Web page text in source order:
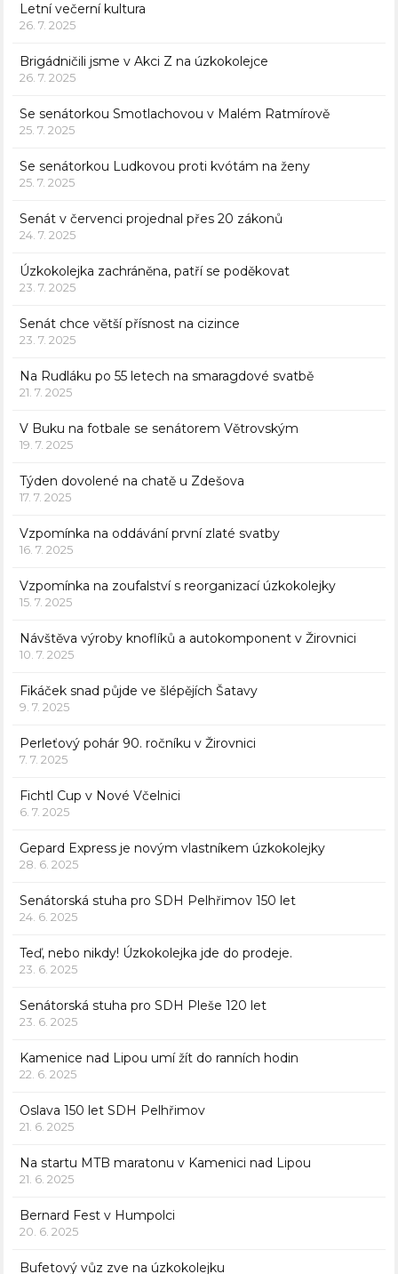
Letní večerní kultura
26. 7. 2025
Brigádničili jsme v Akci Z na úzkokolejce
26. 7. 2025
Se senátorkou Smotlachovou v Malém Ratmírově
25. 7. 2025
Se senátorkou Ludkovou proti kvótám na ženy
25. 7. 2025
Senát v červenci projednal přes 20 zákonů
24. 7. 2025
Úzkokolejka zachráněna, patří se poděkovat
23. 7. 2025
Senát chce větší přísnost na cizince
23. 7. 2025
Na Rudláku po 55 letech na smaragdové svatbě
21. 7. 2025
V Buku na fotbale se senátorem Větrovským
19. 7. 2025
Týden dovolené na chatě u Zdešova
17. 7. 2025
Vzpomínka na oddávání první zlaté svatby
16. 7. 2025
Vzpomínka na zoufalství s reorganizací úzkokolejky
15. 7. 2025
Návštěva výroby knoflíků a autokomponent v Žirovnici
10. 7. 2025
Fikáček snad půjde ve šlépějích Šatavy
9. 7. 2025
Perleťový pohár 90. ročníku v Žirovnici
7. 7. 2025
Fichtl Cup v Nové Včelnici
6. 7. 2025
Gepard Express je novým vlastníkem úzkokolejky
28. 6. 2025
Senátorská stuha pro SDH Pelhřimov 150 let
24. 6. 2025
Teď, nebo nikdy! Úzkokolejka jde do prodeje.
23. 6. 2025
Senátorská stuha pro SDH Pleše 120 let
23. 6. 2025
Kamenice nad Lipou umí žít do ranních hodin
22. 6. 2025
Oslava 150 let SDH Pelhřimov
21. 6. 2025
Na startu MTB maratonu v Kamenici nad Lipou
21. 6. 2025
Bernard Fest v Humpolci
20. 6. 2025
Bufetový vůz zve na úzkokolejku